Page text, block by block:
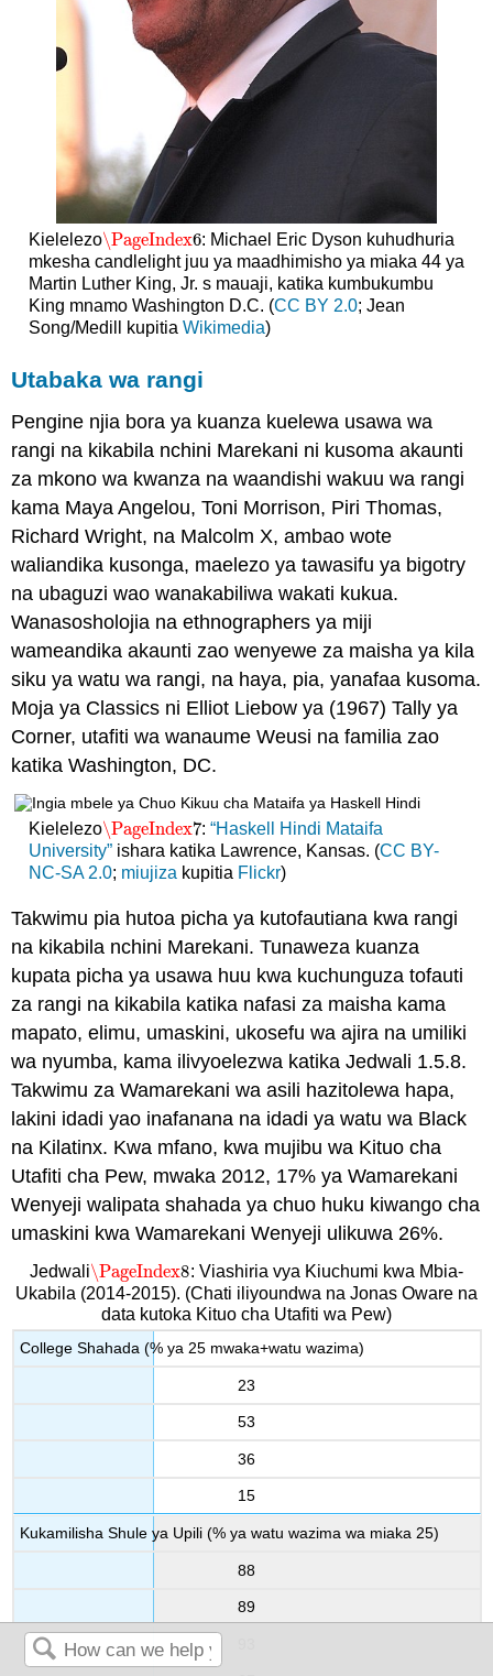
Kielelezo\PageIndex6
\PageIndex6: Michael Eric Dyson kuhudhuria
mkesha candlelight juu ya maadhimisho ya miaka 44 ya
Martin Luther King, Jr. s mauaji, katika kumbukumbu
King mnamo Washington D.C. (CC BY 2.0; Jean
Song/Medill kupitia Wikimedia)
Utabaka wa rangi
Pengine njia bora ya kuanza kuelewa usawa wa
rangi na kikabila nchini Marekani ni kusoma akaunti
za mkono wa kwanza na waandishi wakuu wa rangi
kama Maya Angelou, Toni Morrison, Piri Thomas,
Richard Wright, na Malcolm X, ambao wote
waliandika kusonga, maelezo ya tawasifu ya bigotry
na ubaguzi wao wanakabiliwa wakati kukua.
Wanasosholojia na ethnographers ya miji
wameandika akaunti zao wenyewe za maisha ya kila
siku ya watu wa rangi, na haya, pia, yanafaa kusoma.
Moja ya Classics ni Elliot Liebow ya (1967) Tally ya
Corner, utafiti wa wanaume Weusi na familia zao
katika Washington, DC.
Kielelezo\PageIndex7
\PageIndex7:“Haskell Hindi Mataifa
University”ishara katika Lawrence, Kansas. (CC BY-
NC-SA 2.0; miujiza kupitia Flickr)
Takwimu pia hutoa picha ya kutofautiana kwa rangi
na kikabila nchini Marekani. Tunaweza kuanza
kupata picha ya usawa huu kwa kuchunguza tofauti
za rangi na kikabila katika nafasi za maisha kama
mapato, elimu, umaskini, ukosefu wa ajira na umiliki
wa nyumba, kama ilivyoelezwa katika Jedwali 1.5.8.
Takwimu za Wamarekani wa asili hazitolewa hapa,
lakini idadi yao inafanana na idadi ya watu wa Black
na Kilatinx. Kwa mfano, kwa mujibu wa Kituo cha
Utafiti cha Pew, mwaka 2012, 17% ya Wamarekani
Wenyeji walipata shahada ya chuo huku kiwango cha
umaskini kwa Wamarekani Wenyeji ulikuwa 26%.
Jedwali\PageIndex8
\PageIndex8: Viashiria vya Kiuchumi kwa Mbia-
Ukabila (2014-2015). (Chati iliyoundwa na Jonas Oware na
data kutoka Kituo cha Utafiti wa Pew)
College Shahada (% ya 25 mwaka+watu wazima)
23
53
36
15
Kukamilisha Shule ya Upili (% ya watu wazima wa miaka 25)
88
89